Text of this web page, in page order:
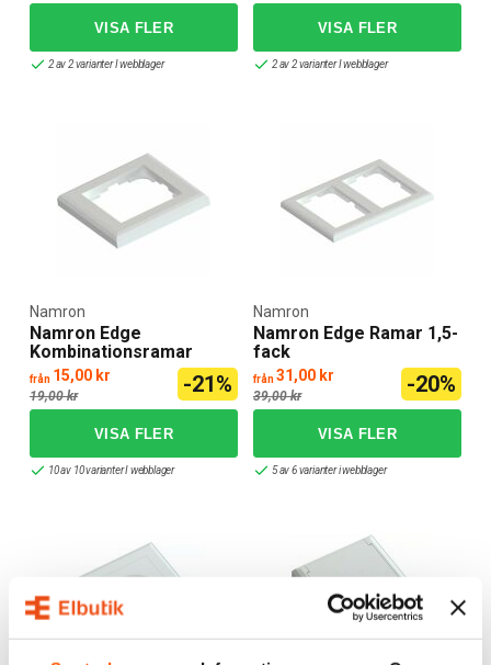
2 av 2 varianter I webblager 2 av 2 varianter I webblager
Namron Edge
Kombinationsramar
Namron
från 15,00 kr
19,00 kr -21%
10 av 10 varianter I webblager
Namron Edge Ramar 1,5-
fack
Namron
från31,00 kr
39,00 kr -20%
5 av 6 varianter i webblager